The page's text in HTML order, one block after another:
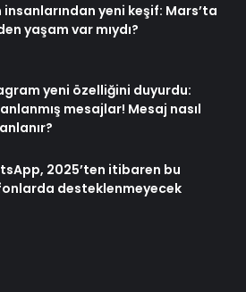
insanlarından yeni keşif: Mars’ta
yaşam var mıydı?
yeni özelliğini duyurdu:
mesajlar! Mesaj nasıl
2025’ten itibaren bu
desteklenmeyecek